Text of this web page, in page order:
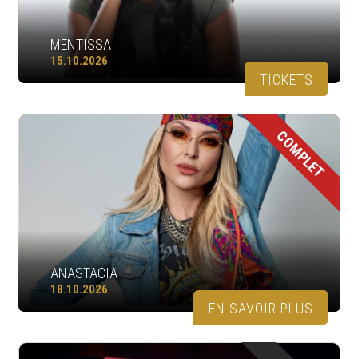
MENTISSA
15.10.2026
TICKETS
COMPLET
ANASTACIA
18.10.2026
EN SAVOIR PLUS